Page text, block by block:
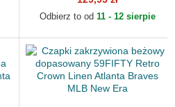
Atlanta Braves MLB New Era
Odbierz to od 11 - 12 sierpie